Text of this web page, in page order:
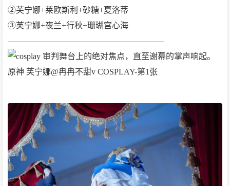
②芙宁娜+莱欧斯利+砂糖+夏洛蒂
③芙宁娜+夜兰+行秋+珊瑚宫心海
———————————————————